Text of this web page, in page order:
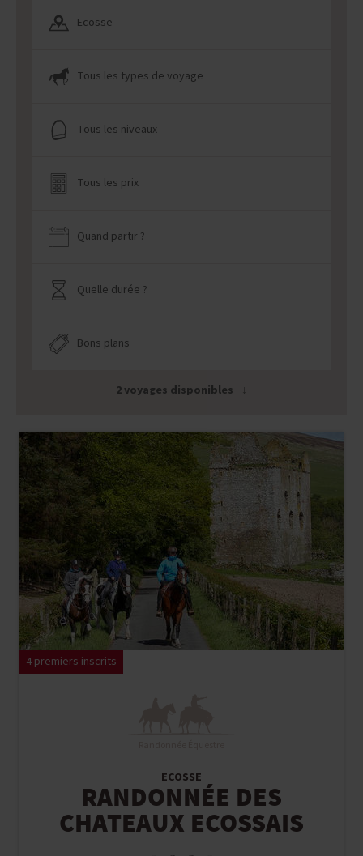
Ecosse
Tous les types de voyage
Tous les niveaux
Tous les prix
Quand partir ?
Quelle durée ?
Bons plans
2 voyages disponibles
4 premiers inscrits
ECOSSE
RANDONNÉE DES
CHATEAUX ECOSSAIS